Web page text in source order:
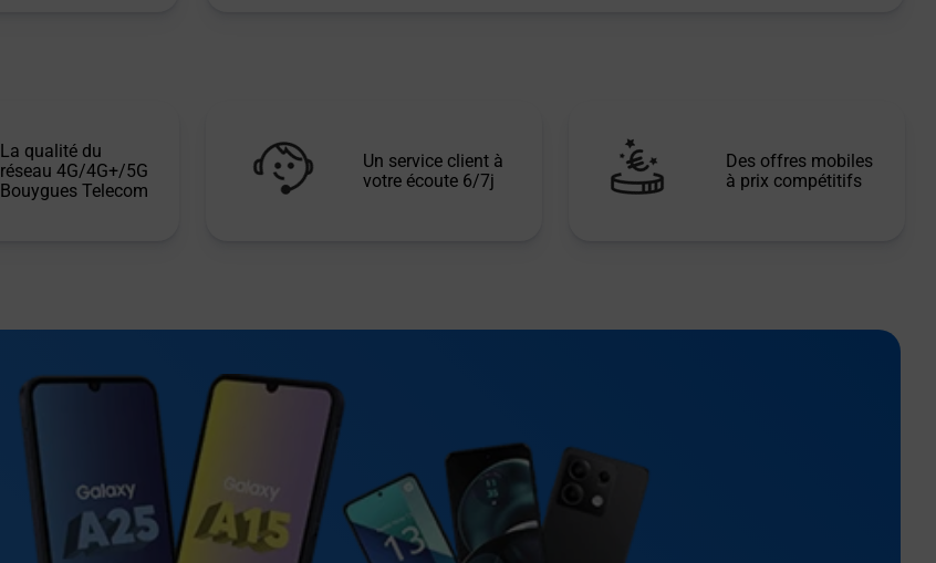
La qualité du
réseau 4G/4G+/5G
Bouygues Telecom
Un service client à
votre écoute 6/7j
Des offres mobiles
à prix compétitifs